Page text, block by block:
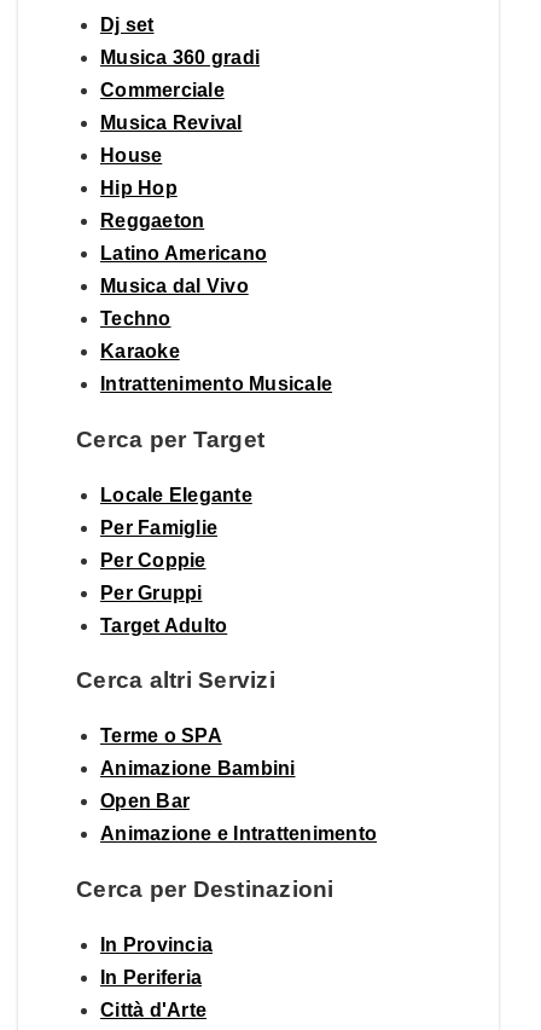
Dj set
Musica 360 gradi
Commerciale
Musica Revival
House
Hip Hop
Reggaeton
Latino Americano
Musica dal Vivo
Techno
Karaoke
Intrattenimento Musicale
Cerca per Target
Locale Elegante
Per Famiglie
Per Coppie
Per Gruppi
Target Adulto
Cerca altri Servizi
Terme o SPA
Animazione Bambini
Open Bar
Animazione e Intrattenimento
Cerca per Destinazioni
In Provincia
In Periferia
Città d'Arte